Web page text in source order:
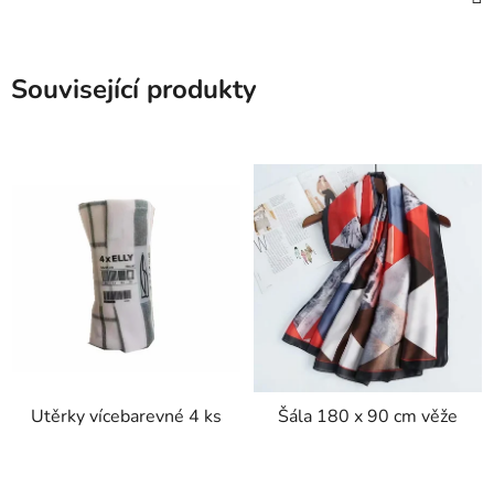
Související produkty
Utěrky vícebarevné 4 ks Šála 180 x 90 cm věže